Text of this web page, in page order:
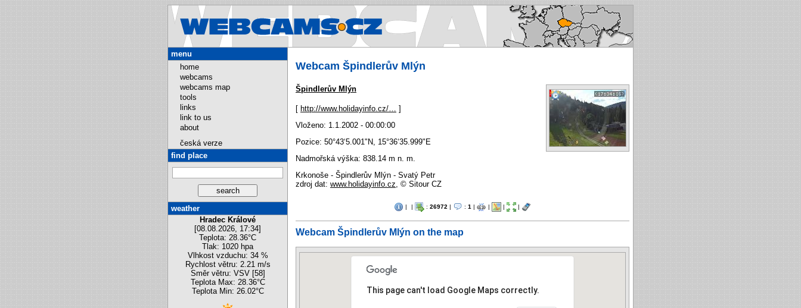
Webcams.cz - Webcams in Czech republic
Webcam Špindlerův Mlýn
Špindlerův Mlýn
[ http://www.holidayinfo.cz/…
]
Vloženo: 1.1.2002 - 00:00:00
Pozice: 50°43‘5.001"N
15°36‘35.999"E
Nadmořská výška: 838.14 m n. m.
Krkonoše - Špindlerův Mlýn - Svatý Petr
zdroj dat: www.holidayinfo.cz , © Sitour CZ
| | : 26972 | : 1 | | | |
Webcam Špindlerův Mlýn on the map
This page can't load Google Maps correctly.
menu
home
webcams
webcams map
tools
links
link to us
about
česká verze
find place
weather
Hradec Králové
[08.08.2026, 17:34]
Teplota: 28.36°C
Tlak: 1020 hpa
Vlhkost vzduchu: 34 %
Rychlost větru: 2.21 m/s
Směr větru: VSV [58]
Teplota Max: 28.36°C
Teplota Min: 26.02°C